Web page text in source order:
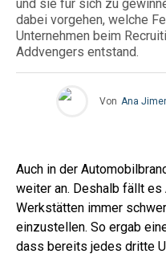
und sie für sich zu
dabei vorgehen, welche
Unternehmen beim
Addvengers entstand.
Von Ana
Auch in der
weiter an. Deshalb fällt es
Werkstätten immer
einzustellen. So ergab
dass bereits jedes dritte